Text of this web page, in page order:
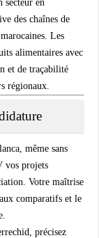
en
des chaînes de
Les
alimentaires avec
et de traçabilité
régionaux.
même sans
vos projets
Votre maîtrise
comparatifs et le
précisez